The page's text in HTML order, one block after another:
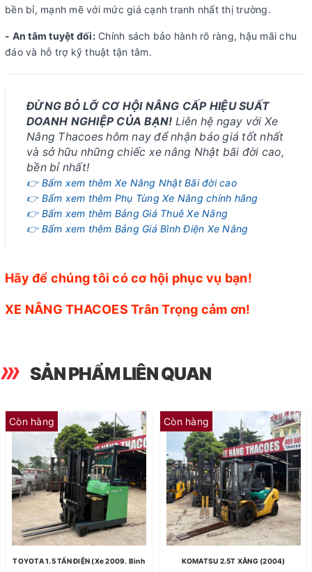
bền bỉ, mạnh mẽ với mức giá cạnh tranh nhất thị trường.
- An tâm tuyệt đối:Chính sách bảo hành rõ ràng, hậu mãi chu
đáo và hỗ trợ kỹ thuật tận tâm.
ĐỪNG BỎ LỠ CƠ HỘI NÂNG CẤP HIỆU SUẤT
DOANH NGHIỆP CỦA BẠN! Liên hệ ngay với Xe
Nâng Thacoes hôm nay để nhận báo giá tốt nhất
và sở hữu những chiếc xe nâng Nhật bãi đời cao,
bền bỉ nhất!
👉 Bấm xem thêm Xe Nâng Nhật Bãi đời cao
👉 Bấm xem thêm Phụ Tùng Xe Nâng chính hãng
👉 Bấm xem thêm Bảng Giá Thuê Xe Nâng
👉 Bấm xem thêm Bảng Giá Bình Điện Xe Nâng
Hãy để chúng tôi có cơ hội phục vụ bạn!
XE NÂNG THACOES Trân Trọng cảm ơn!
SẢN PHẨM LIÊN QUAN
Còn hàng
TOYOTA 1.5 TẤN ĐIỆN (Xe 2009. Bình
Còn hàng
KOMATSU 2.5T XĂNG (2004)